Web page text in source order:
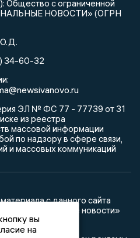
Общество с ограниченной
НОВОСТИ» (ОГРН
Ю.Д.
34-60-32
ЭЛ № ФС 77 - 77739 от 31
из реестра
массовой информации
по надзору в сфере связи,
и массовых коммуникаций
с данного сайта
«Ивановские новости»
вы
на